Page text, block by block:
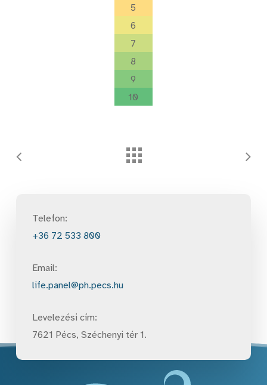
5
6
7
8
9
10
Telefon:
+36 72 533 800
Email:
life.panel@ph.pecs.hu
Levelezési cím:
7621 Pécs, Széchenyi tér 1.